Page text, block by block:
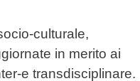
culturale,
in merito ai
e transdisciplinare.